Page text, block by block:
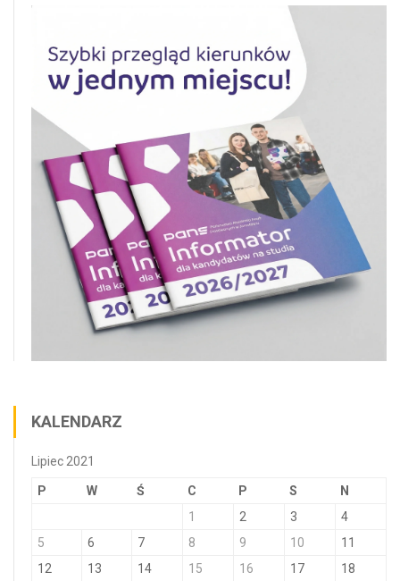
KALENDARZ
Lipiec 2021
P W Ś C P S N
1 2 3
4
5
6 7 8 9 10
11
12
13 14 15 16 17
18